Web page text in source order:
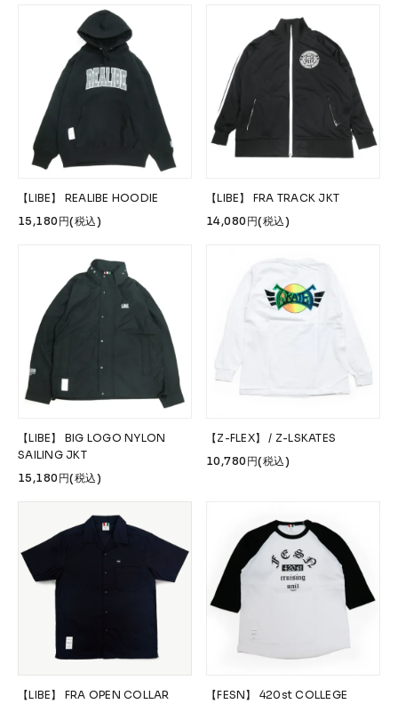
【LIBE】 REALIBE HOODIE
15,180円(税込)
【LIBE】 FRA TRACK JKT
14,080円(税込)
【LIBE】 BIG LOGO NYLON
SAILING JKT
15,180円(税込)
【Z-FLEX】 / Z-LSKATES
10,780円(税込)
【LIBE】 FRA OPEN COLLAR
【FESN】 420st COLLEGE